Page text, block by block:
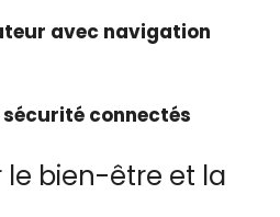
avec navigation
connectés
le bien-être et la